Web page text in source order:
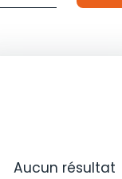
de
Aucun résultat